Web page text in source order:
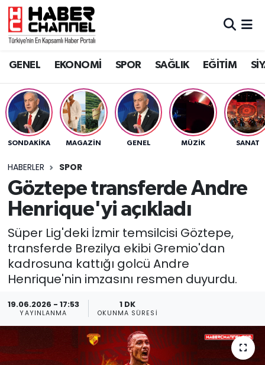
GENEL EKONOMİ SPOR SAĞLIK EĞİTİM
SONDAKIKA MAGAZİN GENEL MÜZİK SANAT
HABERLER SPOR
Göztepe transferde Andre
Henrique'yi açıkladı
Süper Lig'deki İzmir temsilcisi Göztepe,
transferde Brezilya ekibi Gremio'dan
kadrosuna kattığı golcü Andre
Henrique'nin imzasını resmen duyurdu.
19.06.2026 - 17:53
YAYINLANMA
1 DK
OKUNMA SÜRESI
GENEL
SPOR
SAĞLIK
EĞİTİM
SİYASET
MAGAZİN
Nöbetçi Eczaneler
Trafik Durumu
Süper Lig Puan Durumu ve Fikstür
Tüm Manşetler
Son Dakika Haberleri
Haber Arşivi